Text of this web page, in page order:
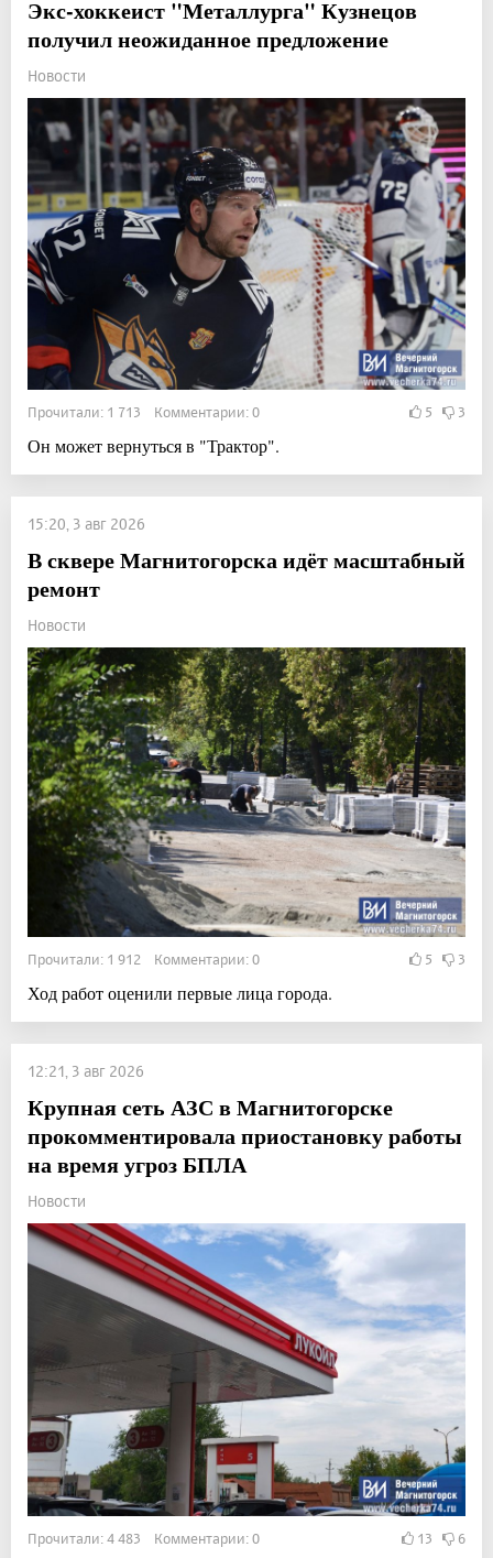
Экс-хоккеист "Металлурга" Кузнецов
получил неожиданное предложение
Новости
Прочитали: 1 713 Комментарии: 0 5 3
Он может вернуться в "Трактор".
15:20, 3 авг 2026
В сквере Магнитогорска идёт масштабный
ремонт
Новости
Прочитали: 1 912 Комментарии: 0 5 3
Ход работ оценили первые лица города.
12:21, 3 авг 2026
Крупная сеть АЗС в Магнитогорске
прокомментировала приостановку работы
на время угроз БПЛА
Новости
Прочитали: 4 483 Комментарии: 0 13 6